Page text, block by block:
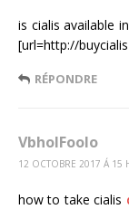
is cialis available
[url=http://
RÉPONDRE
VbholFoolo
12 OCTOBRE 2017 Á 15
how to take cialis